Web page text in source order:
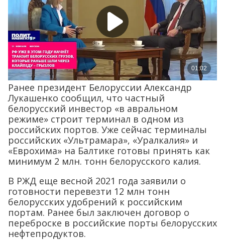
Ранее президент Белоруссии Александр
Лукашенко сообщил, что частный
белорусский инвестор «в авральном
режиме» строит терминал в одном из
российских портов. Уже сейчас терминалы
российских «Ультрамара», «Уралкалия» и
«Еврохима» на Балтике готовы принять как
минимум 2 млн. тонн белорусского калия.
В РЖД еще весной 2021 года заявили о
готовности перевезти 12 млн тонн
белорусских удобрений к российским
портам. Ранее был заключен договор о
переброске в российские порты белорусских
нефтепродуктов.